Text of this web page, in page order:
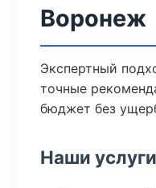
Воронеж
Экспертный
точные
бюджет без
Наши услуги